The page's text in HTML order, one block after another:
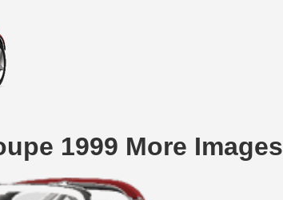
1999 More Images